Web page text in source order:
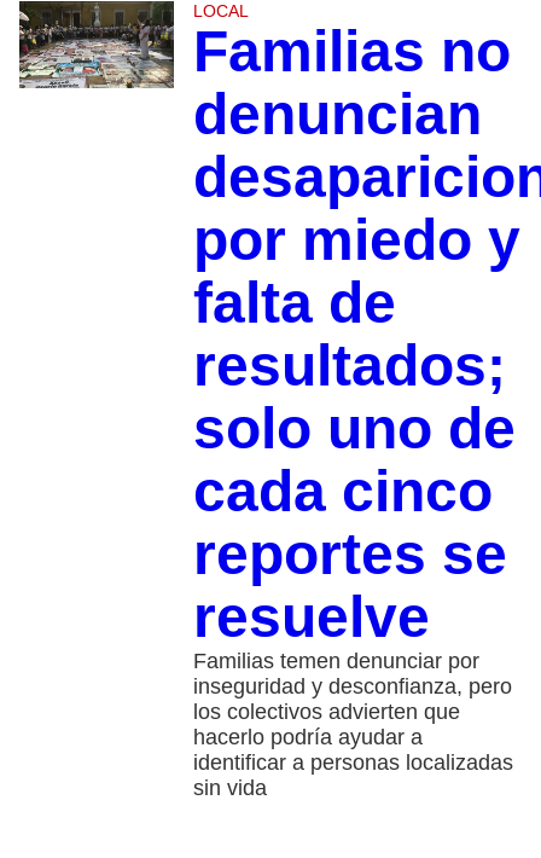
LOCAL
Familias no
denuncian
por miedo y
falta de
resultados;
solo uno de
cada cinco
reportes se
resuelve
Familias temen denunciar por
inseguridad y desconfianza, pero
los colectivos advierten que
hacerlo podría ayudar a
identificar a personas localizadas
sin vida